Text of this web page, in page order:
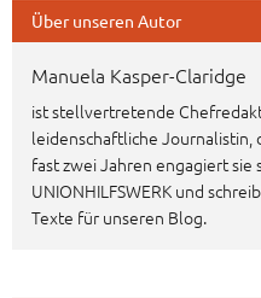
Über unseren Autor
Manuela Kasper-Claridge
ist stellvertretende
leidenschaftliche
fast zwei Jahren engagiert sie
UNIONHILFSWERK und
Texte für unseren Blog.